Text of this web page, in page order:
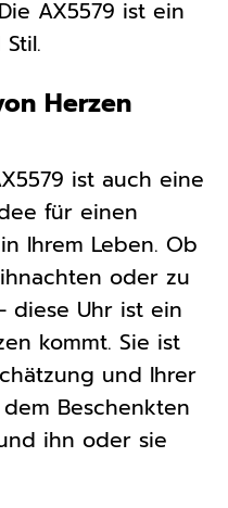
AX5579 ist ein
Herzen
ist auch eine
für einen
Ihrem Leben. Ob
oder zu
diese Uhr ist ein
kommt. Sie ist
und Ihrer
Beschenkten
ihn oder sie